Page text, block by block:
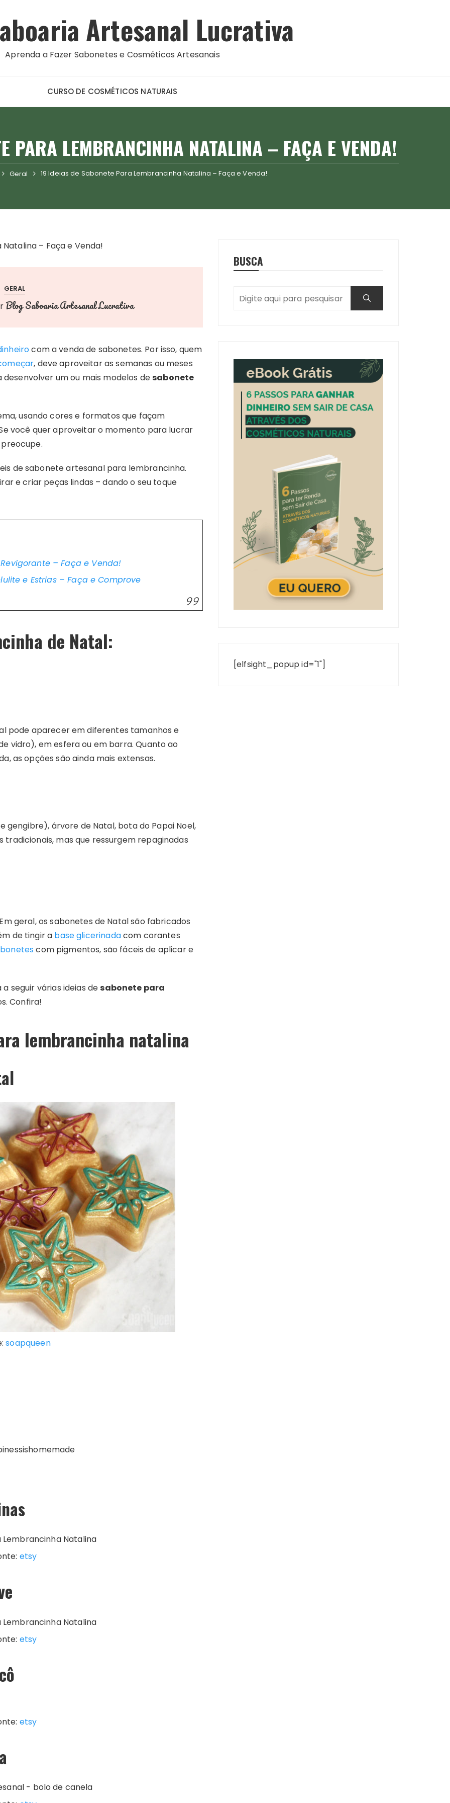
Artesanal Lucrativa
Aprenda a Fazer Sabonetes e Cosméticos Artesanais
CURSO DE COSMÉTICOS NATURAIS
PARA LEMBRANCINHA NATALINA – FAÇA E VENDA!
Geral 19 Ideias de Sabonete Para Lembrancinha Natalina – Faça e Venda!
GERAL
Blog Saboaria Artesanal Lucrativa
com a venda de sabonetes. Por isso, quem
, deve aproveitar as semanas ou meses
um ou mais modelos desabonete
usando cores e formatos que façam
você quer aproveitar o momento para lucrar
de sabonete artesanal para lembrancinha.
e criar peças lindas – dando o seu toque
– Faça e Venda!
e Estrias – Faça e Comprove
de Natal:
pode aparecer em diferentes tamanhos e
vidro), em esfera ou em barra. Quanto ao
as opções são ainda mais extensas.
gengibre), árvore de Natal, bota do Papai Noel,
mas que ressurgem repaginadas
geral, os sabonetes de Natal são fabricados
de tingir a base glicerinadacom corantes
com pigmentos, são fáceis de aplicar e
seguir várias ideias desabonete para
Confira!
lembrancinha natalina
soapqueen
etsy
etsy
etsy
BUSCA
[elfsight_popup id="1"]